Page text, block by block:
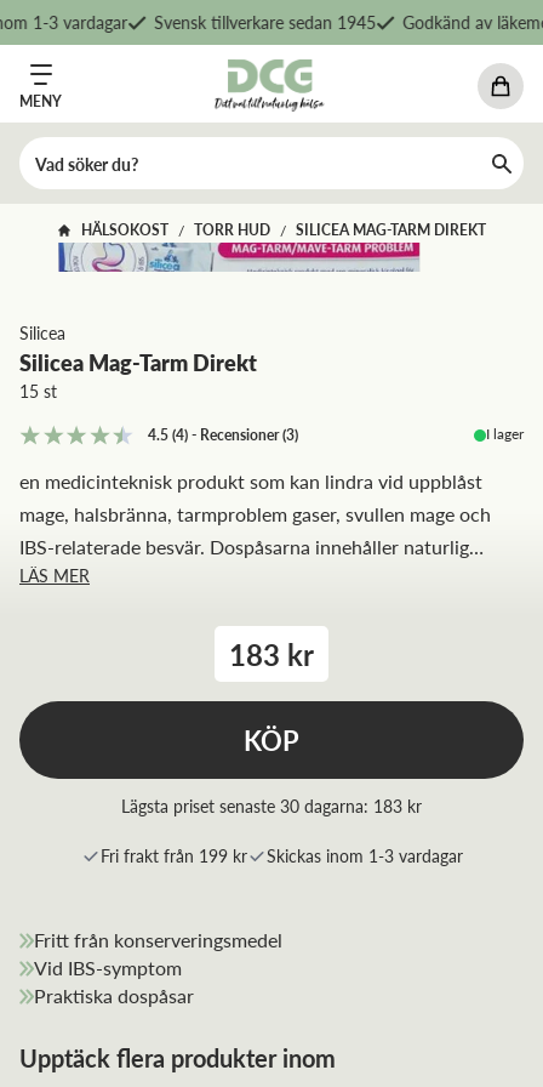
1-3 vardagar Svensk tillverkare sedan 1945 Godkänd av
MENY
HÄLSOKOST / TORR HUD / SILICEA MAG-TARM DIREKT
Silicea
Silicea Mag-Tarm Direkt
15 st
4.5(4)- Recensioner(3) I lager
en medicinteknisk produkt som kan lindra vid uppblåst
mage, halsbränna, tarmproblem gaser, svullen mage och
IBS-relaterade besvär. Dospåsarna innehåller naturlig
kiselgel.
LÄS MER
183 kr
KÖP
Lägsta priset senaste 30 dagarna: 183 kr
Fri frakt från 199 kr Skickas inom 1-3 vardagar
Fritt från konserveringsmedel
Vid IBS-symptom
Praktiska dospåsar
Upptäck flera produkter inom